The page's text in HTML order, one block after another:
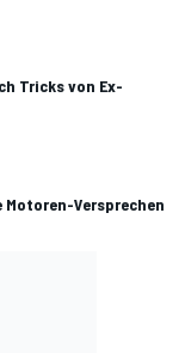
Tricks von Ex-
Motoren-Versprechen